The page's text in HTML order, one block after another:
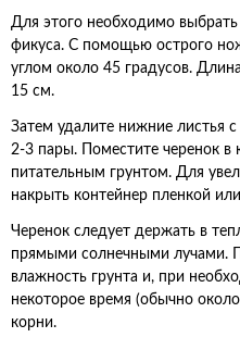
Для этого необходимо
фикуса. С помощью острого
углом около 45 градусов.
15 см.
Затем удалите нижние листья с
2-3 пары. Поместите черенок в
питательным грунтом. Для
накрыть контейнер пленкой
Черенок следует держать в
прямыми солнечными лучами.
влажность грунта и, при
некоторое время (обычно
корни.